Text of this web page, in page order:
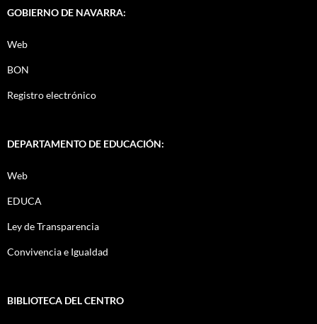
GOBIERNO DE NAVARRA:
Web
BON
Registro electrónico
DEPARTAMENTO DE EDUCACIÓN:
Web
EDUCA
Ley de Transparencia
Convivencia e Igualdad
BIBLIOTECA DEL CENTRO